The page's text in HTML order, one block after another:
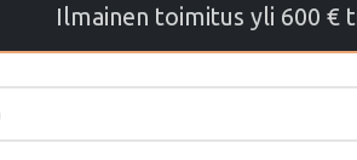
Ilmainen toimitus yli 600 €